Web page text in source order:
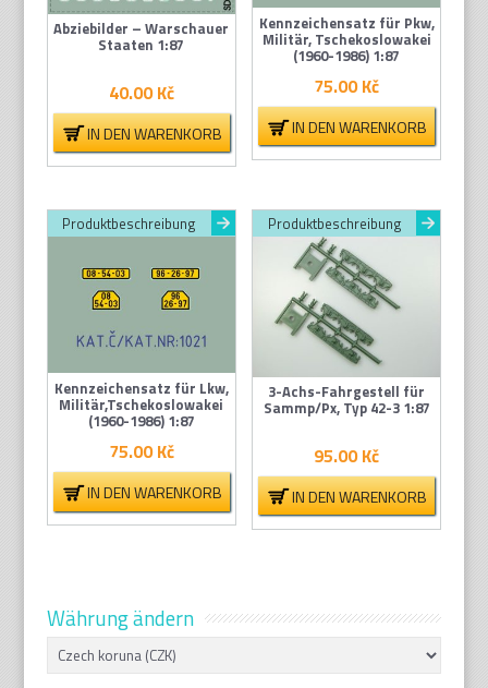
Abziebilder – Warschauer
Staaten 1:87
40.00Kč
IN DEN WARENKORB
Kennzeichensatz für Pkw,
Militär, Tschekoslowakei
(1960-1986) 1:87
75.00Kč
IN DEN WARENKORB
Produktbeschreibung
Kennzeichensatz für Lkw,
Militär,Tschekoslowakei
(1960-1986) 1:87
75.00Kč
IN DEN WARENKORB
Produktbeschreibung
3-Achs-Fahrgestell für
Sammp/Px, Typ 42-3 1:87
95.00Kč
IN DEN WARENKORB
Währung ändern